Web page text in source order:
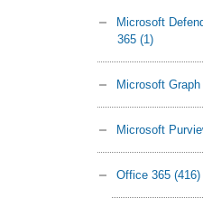
Microsoft
365 (1)
Microsoft Graph
Microsoft
Office 365 (416)